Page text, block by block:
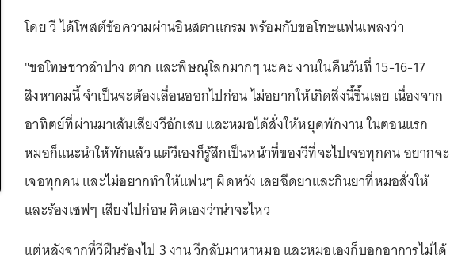
โดย วี ได้โพสต์ข้อความผ่านอินสตาแกรม พร้อมกับขอโทษแฟนเพลงว่า
"ขอโทษชาวลำปาง ตาก และพิษณุโลกมากๆ นะคะ งานในคืนวันที่ 15-16-17
สิงหาคมนี้ จำเป็นจะต้องเลื่อนออกไปก่อน ไม่อยากให้เกิดสิ่งนี้ขึ้นเลย เนื่องจาก
อาทิตย์ที่ผ่านมาเส้นเสียงวีอักเสบ และหมอได้สั่งให้หยุดพักงาน ในตอนแรก
หมอก็แนะนำให้พักแล้ว แต่วีเองก็รู้สึกเป็นหน้าที่ของวีที่จะไปเจอทุกคน อยากจะ
เจอทุกคน และไม่อยากทำให้แฟนๆ ผิดหวัง เลยฉีดยาและกินยาที่หมอสั่งให้
และร้องเซฟๆ เสียงไปก่อน คิดเองว่าน่าจะไหว
แต่หลังจากที่วีฝืนร้องไป 3 งาน วีกลับมาหาหมอ และหมอเองก็บอกอาการไม่ได้